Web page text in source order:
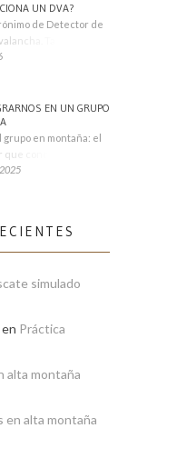
UN DVA?
de Detector de
También se
EN UN GRUPO
grupo en montaña: el
condiciona tu
simulado
en Práctica
alta montaña
en alta montaña